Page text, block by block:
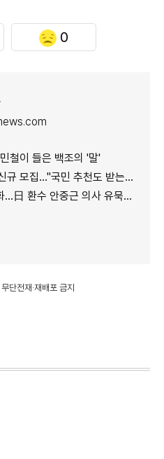
0
철이 들은 백조의 '말'
모집…"국민 추천도 받는다"
환수 안중근 의사 유묵도 공개
단전재·재배포 금지